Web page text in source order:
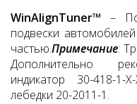
WinAlignTuner™ –
подвески
частью.Примечание:
Дополнительно
индикатор 30-418-
лебедки 20-2011-1.